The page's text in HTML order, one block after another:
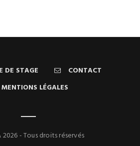
DE STAGE
CONTACT
MENTIONS LÉGALES
2026 - Tous droits réservés